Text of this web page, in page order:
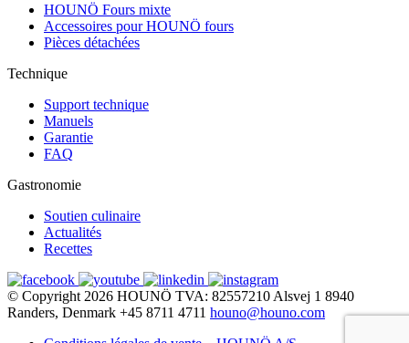
HOUNÖ Fours mixte
Accessoires pour HOUNÖ fours
Pièces détachées
Technique
Support technique
Manuels
Garantie
FAQ
Gastronomie
Soutien culinaire
Actualités
Recettes
© Copyright 2026 HOUNÖ TVA: 82557210 Alsvej 1 8940
Randers, Denmark +45 8711 4711 houno@houno.com